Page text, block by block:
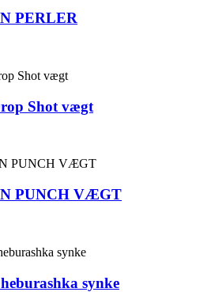
PERLER
Shot vægt
PUNCH VÆGT
synke